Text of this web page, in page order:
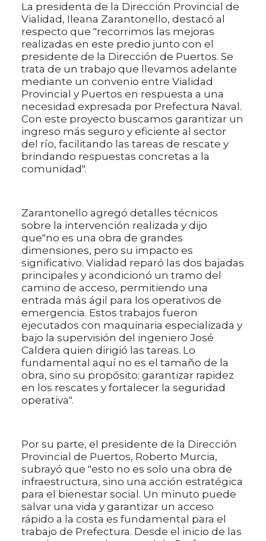
La presidenta de la Dirección Provincial de
Vialidad, Ileana Zarantonello, destacó al
respecto que "recorrimos las mejoras
realizadas en este predio junto con el
presidente de la Dirección de Puertos. Se
trata de un trabajo que llevamos adelante
mediante un convenio entre Vialidad
Provincial y Puertos en respuesta a una
necesidad expresada por Prefectura Naval.
Con este proyecto buscamos garantizar un
ingreso más seguro y eficiente al sector
del río, facilitando las tareas de rescate y
brindando respuestas concretas a la
comunidad".
Zarantonello agregó detalles técnicos
sobre la intervención realizada y dijo
que"no es una obra de grandes
dimensiones, pero su impacto es
significativo. Vialidad reparó las dos bajadas
principales y acondicionó un tramo del
camino de acceso, permitiendo una
entrada más ágil para los operativos de
emergencia. Estos trabajos fueron
ejecutados con maquinaria especializada y
bajo la supervisión del ingeniero José
Caldera quien dirigió las tareas. Lo
fundamental aquí no es el tamaño de la
obra, sino su propósito: garantizar rapidez
en los rescates y fortalecer la seguridad
operativa".
Por su parte, el presidente de la Dirección
Provincial de Puertos, Roberto Murcia,
subrayó que "esto no es solo una obra de
infraestructura, sino una acción estratégica
para el bienestar social. Un minuto puede
salvar una vida y garantizar un acceso
rápido a la costa es fundamental para el
trabajo de Prefectura. Desde el inicio de las